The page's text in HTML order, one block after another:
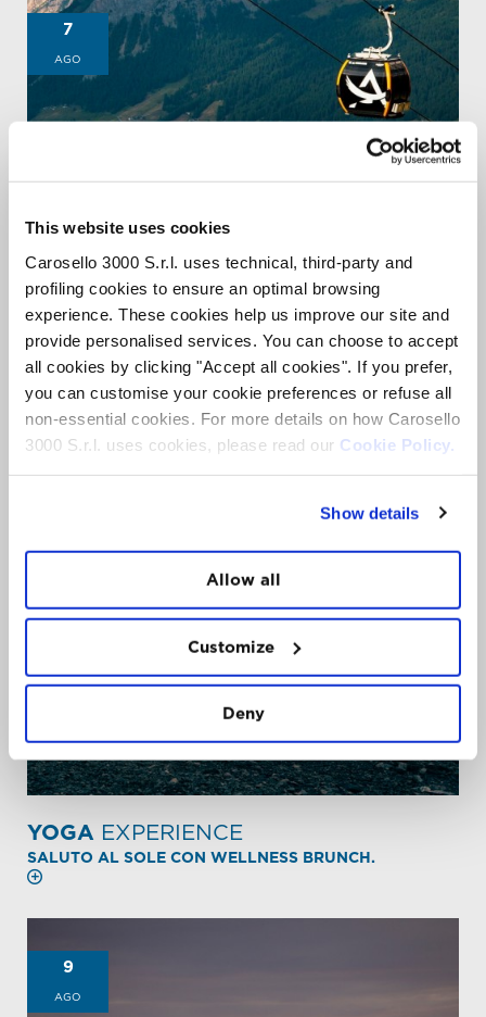
This website uses cookies
Carosello 3000 S.r.l. uses technical, third-party and
profiling cookies to ensure an optimal browsing
experience. These cookies help us improve our site and
provide personalised services. You can choose to accept
all cookies by clicking "Accept all cookies". If you prefer,
you can customise your cookie preferences or refuse all
non-essential cookies. For more details on how Carosello
3000 S.r.l. uses cookies, please read our Cookie Policy.
Show details
Allow all
Customize
Deny
7
AGO
APERITIVONEL CIELO
DEGUSTAZIONE IN CABINOVIA AL TRAMONTO.
YOGA EXPERIENCE
SALUTO AL SOLE CON WELLNESS BRUNCH.
9
AGO